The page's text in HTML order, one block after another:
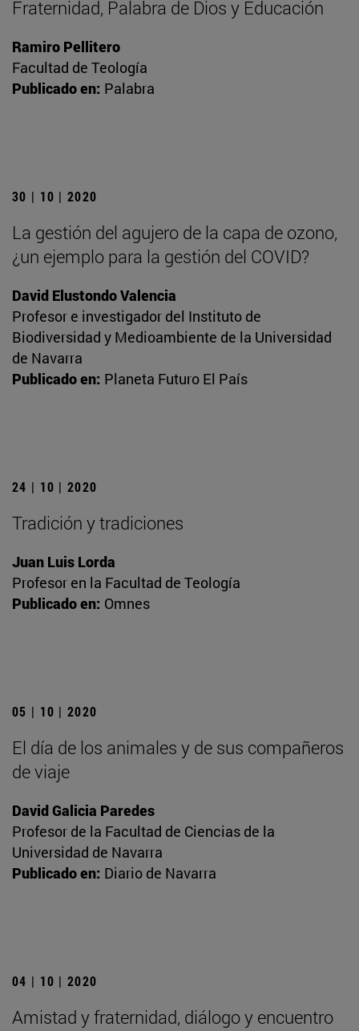
Fraternidad, Palabra de Dios y Educación
Ramiro Pellitero
Facultad de Teología
Publicado en: Palabra
30 | 10 | 2020
La gestión del agujero de la capa de ozono,
¿un ejemplo para la gestión del COVID?
David Elustondo Valencia
Profesor e investigador del Instituto de
Biodiversidad y Medioambiente de la Universidad
de Navarra
Publicado en: Planeta Futuro El País
24 | 10 | 2020
Tradición y tradiciones
Juan Luis Lorda
Profesor en la Facultad de Teología
Publicado en: Omnes
05 | 10 | 2020
El día de los animales y de sus compañeros
de viaje
David Galicia Paredes
Profesor de la Facultad de Ciencias de la
Universidad de Navarra
Publicado en: Diario de Navarra
04 | 10 | 2020
Amistad y fraternidad, diálogo y encuentro